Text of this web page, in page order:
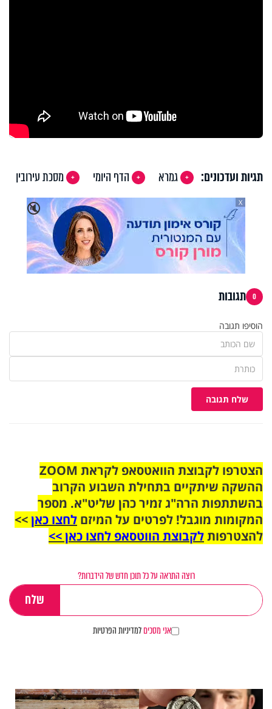
תגיות ועדכונים: גמרא הדף היומי
מסכת עירובין
🔇
X
0 תגובות
הוסיפו תגובה
שלח תגובה
הצטרפו לקבוצת הוואטסאפ לקראת ZOOM
ההשקה שיתקיים בתחילת השבוע הקרוב
בהשתתפות הרה"ג זמיר כהן שליט"א. מספר
המקומות מוגבל! לפרטים על המיזם לחצו כאן>>
להצטרפותלקבוצת הווטסאפ לחצו כאן >>
רוצה התראה על כל תוכן חדש של הידברות?
אני מסכיםלמדיניות הפרטיות